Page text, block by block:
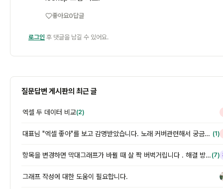
좋아요0답글
로그인 후 댓글을 남길 수 있어요.
질문답변 게시판의 최근 글
엑셀 두 데이터 비교(2)
대표님 "엑셀 좋아"를 보고 감명받았습니다. 노래 커버관련해서 궁금합니다. (1)
항목을 변경하면 막대그래프가 바뀔 때 살 짝 버벅거립니다 . 해결 방법이 궁금합니다. (7)
그래프 작성에 대한 도움이 필요합니다.